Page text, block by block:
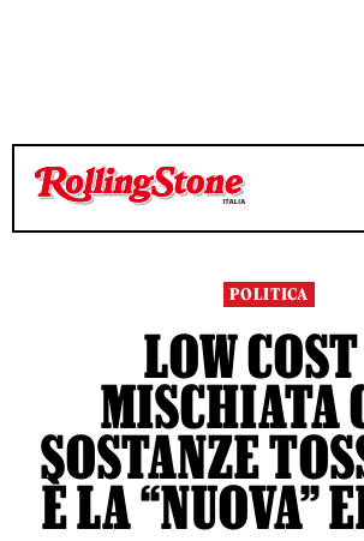
TEMPO DI LETTURA 10 MINUTI
TEMPO DI LETTURA 10 MINUTI
POLITICA
LOW
MISCHIATA
SOSTANZE
È LA “NUOVA”